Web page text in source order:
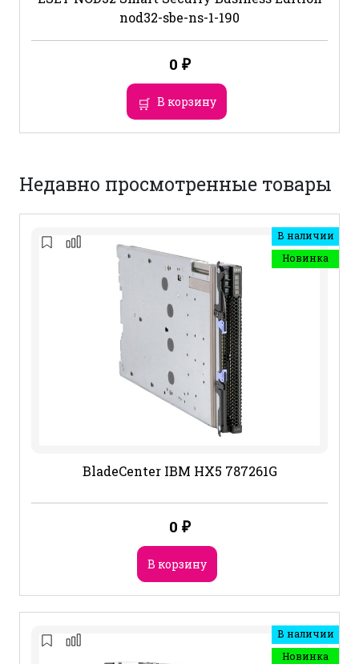
nod32-sbe-ns-1-190
0 ₽
В корзину
Недавно просмотренные товары
В наличии
Новинка
BladeCenter IBM HX5 787261G
0 ₽
В корзину
В наличии
Новинка